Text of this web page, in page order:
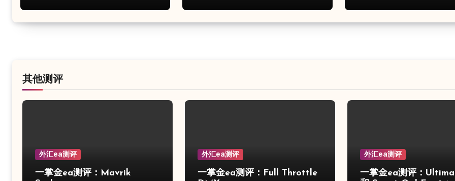
其他测评
外汇ea测评
一掌金ea测评：Mavrik
外汇ea测评
一掌金ea测评：Full Throttle
外汇ea测评
一掌金ea测评：